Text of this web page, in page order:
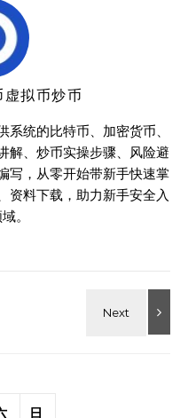
拟币炒币
统的比特币、加密货币、
解、炒币实操步骤、风险避
写，从零开始带新手快速掌
资料下载，助力新手安全入
。
日